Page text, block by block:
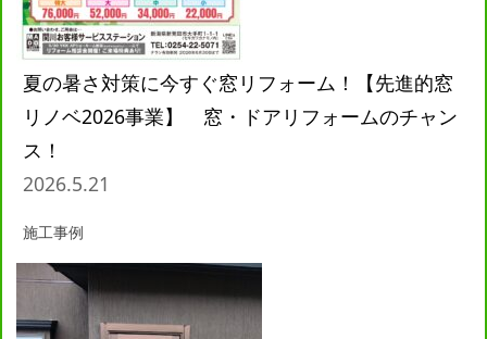
夏の暑さ対策に今すぐ窓リフォーム！【先進的窓
リノベ2026事業】 窓・ドアリフォームのチャン
ス！
2026.5.21
施工事例